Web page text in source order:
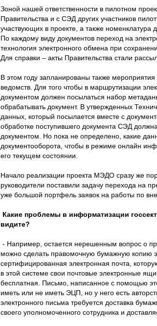
Зоной нашей ответственности в пилотном
Правительства и с СЭД других участников
участвующих в проекте, а также номенклатура
По каждому виду документов переход на
технология электронного обмена при
Для справки – акты Правительства стали
В этом году запланированы также
ведомств. Для того чтобы в маршрутизации
документом должен посылаться набор
обрабатывать документ. В утвержденных
данных, который посылается вместе с
обработке поступившего документа СЭД
документом. Но пока не определено, какие
документооборота, чтобы в режиме онлайн
его текущем состоянии.
Начало реализации проекта МЭДО сразу же
руководители поставили задачу перехода на
уже большой портфель заявок на работы по
Какие проблемы в информатизации
видите?
- Например, остается нерешенным вопрос о
можно сделать правомочную бумажную копию
сертифицированная электронная почта,
в этой системе свои почтовые электронные
бесплатная. Письмо, написанное с помощью
иметь или не иметь ЭЦП, но у него есть
электронного письма требуется доставка
своего уполномоченного сотрудника и